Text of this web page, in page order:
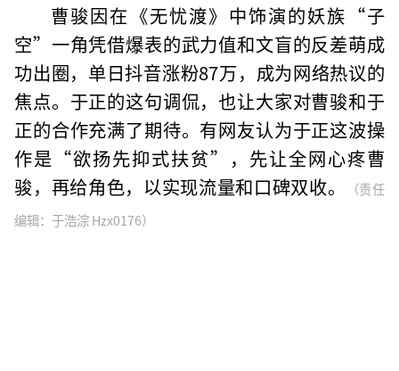
曹骏因在《无忧渡》中饰演的妖族“子
空”一角凭借爆表的武力值和文盲的反差萌成
功出圈，单日抖音涨粉87万，成为网络热议的
焦点。于正的这句调侃，也让大家对曹骏和于
正的合作充满了期待。有网友认为于正这波操
作是“欲扬先抑式扶贫”，先让全网心疼曹
骏，再给角色，以实现流量和口碑双收。
（责任
编辑：于浩淙 Hzx0176）